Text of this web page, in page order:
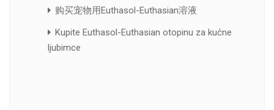
购买宠物用Euthasol-Euthasian溶液
Kupite Euthasol-Euthasian otopinu za kućne
ljubimce